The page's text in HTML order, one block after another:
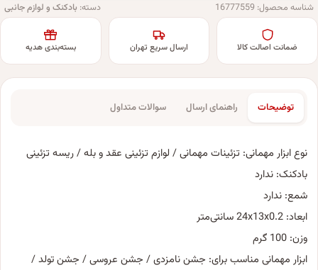
شناسه محصول: 16777559 دسته: بادکنک و لوازم جانبی
ضمانت اصالت کالا ارسال سریع تهران بسته‌بندی هدیه
توضیحات راهنمای ارسال سوالات متداول
نوع ابزار مهمانی: تزئینات مهمانی / لوازم تزئینی عقد و بله / ریسه تزئینی
بادکنک: ندارد
شمع: ندارد
ابعاد: 24x13x0.2 سانتی‌متر
وزن: 100 گرم
ابزار مهمانی مناسب برای: جشن نامزدی / جشن عروسی / جشن تولد /